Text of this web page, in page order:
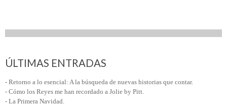
ÚLTIMAS ENTRADAS
- Retorno a lo esencial: A la búsqueda de nuevas historias que contar.
- Cómo los Reyes me han recordado a Jolie by Pitt.
- La Primera Navidad.